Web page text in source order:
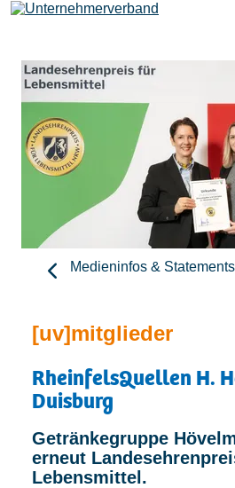
Leistungen
Mitglieder
[uv]campus |
Verband
Kontakt
Medieninfos & Statements
[uv]mitglieder
RheinfelsQuellen H.
Duisburg
Getränkegruppe
erneut
Lebensmittel.